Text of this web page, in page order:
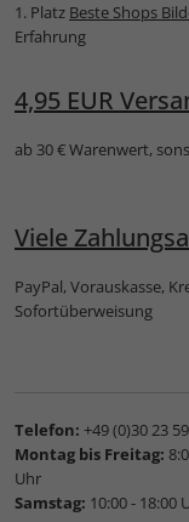
1. Platz Beste Shops
Erfahrung
4,95 EUR
ab 30 € Warenwert,
Viele
PayPal, Vorauskasse,
Sofortüberweisung
Telefon: +49 (0)30 23
Montag bis Freitag:
Uhr
Samstag: 10:00 - 18:00